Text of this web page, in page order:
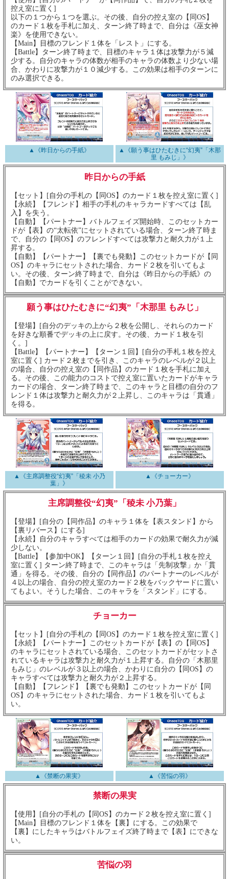
控え室に置く]
以下の１つから１つを選ぶ。その後、自分の控え室の【同OS】
のカード１枚を手札に加え、ターン終了時まで、自分は《巫女神
楽》を使用できない。
【Main】目標のフレンド１体を「レスト」にする。
【Battle】ターン終了時まで、目標のキャラ１体は攻撃力が５減
少する。自分のキャラの体数が相手のキャラの体数より少ない場
合、かわりに攻撃力が１０減少する。この効果は相手のターンに
のみ選択できる。
▲《昨日からの手紙》
▲《願う事はひたむきに“幻夷”「木那
里 もみじ」》
昨日からの手紙
【セット】[自分の手札の【同OS】のカード１枚を控え室に置く]
【永続】【フレンド】相手の手札のキャラカードすべては【乱
入】を失う。
【自動】【パートナー】バトルフェイズ開始時、このセットカー
ドが【表】の“太転依”にセットされている場合、ターン終了時ま
で、自分の【同OS】のフレンドすべては攻撃力と耐久力が１上
昇する。
【自動】【パートナー】【裏でも発動】このセットカードが【同
OS】のキャラにセットされた場合、カード２枚を引いてもよ
い。その後、ターン終了時まで、自分は《昨日からの手紙》の
【自動】でカードを引くことができない。
願う事はひたむきに“幻夷”「木那里 もみじ」
【登場】[自分のデッキの上から２枚を公開し、それらのカード
を好きな順番でデッキの上に戻す。その後、カード１枚を引
く。]
【Battle】【パートナー】【ターン１回】[自分の手札１枚を控え
室に置く] カード２枚までを引き、このキャラのレベルが２以上
の場合、自分の控え室の【同作品】のカード１枚を手札に加え
る。その後、この能力のコストで控え室に置いたカードがキャラ
カードの場合、ターン終了時まで、このキャラと目標の自分のフ
レンド１体は攻撃力と耐久力が２上昇し、このキャラは「貫通」
を得る。
▲《主席調整役“幻夷”「稜未 小乃
葉」》
▲《チョーカー》
主席調整役“幻夷”「稜未 小乃葉」
【登場】[自分の【同作品】のキャラ１体を【表スタンド】から
【裏リバース】にする]
【永続】自分のキャラすべては相手のカードの効果で耐久力が減
少しない。
【Battle】【参加中OK】【ターン１回】[自分の手札１枚を控え
室に置く] ターン終了時まで、このキャラは「先制攻撃」か「貫
通」を得る。その後、自分の【同作品】のパートナーのレベルが
４以上の場合、自分の控え室のカード２枚をバックヤードに置い
てもよい。そうした場合、このキャラを「スタンド」にする。
チョーカー
【セット】[自分の手札の【同OS】のカード１枚を控え室に置く]
【永続】【パートナー】このセットカードが【表】の【同OS】
のキャラにセットされている場合、このセットカードがセットさ
れているキャラは攻撃力と耐久力が１上昇する。自分の「木那里
もみじ」のレベルが３以上の場合、かわりに自分の【同OS】の
キャラすべては攻撃力と耐久力が２上昇する。
【自動】【フレンド】【裏でも発動】このセットカードが【同
OS】のキャラにセットされた場合、カード１枚を引いてもよ
い。
▲《禁断の果実》 ▲《苦悩の羽》
禁断の果実
【使用】[自分の手札の【同OS】のカード２枚を控え室に置く]
【Main】目標のフレンド１体を【裏】にする。この効果で
【裏】にしたキャラはバトルフェイズ終了時まで【表】にできな
い。
苦悩の羽